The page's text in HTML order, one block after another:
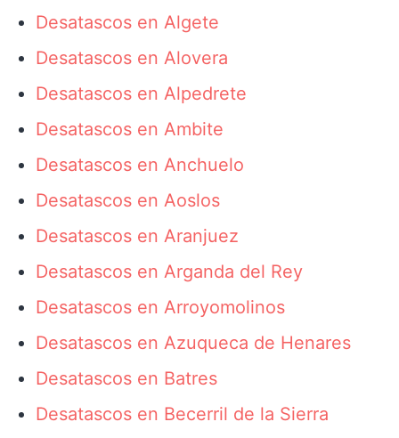
Desatascos en Algete
Desatascos en Alovera
Desatascos en Alpedrete
Desatascos en Ambite
Desatascos en Anchuelo
Desatascos en Aoslos
Desatascos en Aranjuez
Desatascos en Arganda del Rey
Desatascos en Arroyomolinos
Desatascos en Azuqueca de Henares
Desatascos en Batres
Desatascos en Becerril de la Sierra